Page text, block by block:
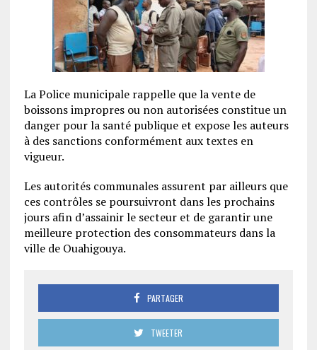
La Police municipale rappelle que la vente de
boissons impropres ou non autorisées constitue un
danger pour la santé publique et expose les auteurs
à des sanctions conformément aux textes en
vigueur.
Les autorités communales assurent par ailleurs que
ces contrôles se poursuivront dans les prochains
jours afin d’assainir le secteur et de garantir une
meilleure protection des consommateurs dans la
ville de Ouahigouya.
PARTAGER
TWEETER